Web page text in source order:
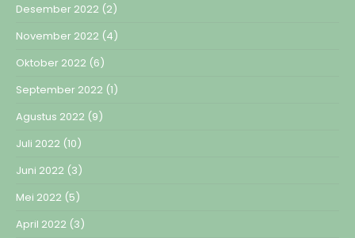
Desember 2022 (2)
November 2022 (4)
Oktober 2022 (6)
September 2022 (1)
Agustus 2022 (9)
Juli 2022 (10)
Juni 2022 (3)
Mei 2022 (5)
April 2022 (3)